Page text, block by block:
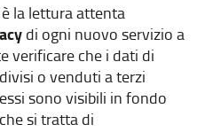
la lettura attenta
di ogni nuovo servizio a
verificare che i dati di
o venduti a terzi
sono visibili in fondo
si tratta di